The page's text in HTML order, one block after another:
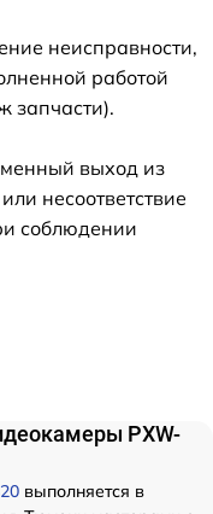
неисправности,
работой
запчасти).
выход из
несоответствие
соблюдении
PXW-
выполняется в